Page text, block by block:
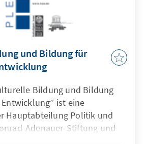
und Bildung für
Bildung und Bildung
ist eine
Hauptabteilung Politik und
Adenauer-Stiftung und